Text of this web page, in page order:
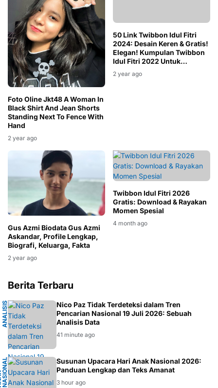
Foto Oline Jkt48 A Woman In
Black Shirt And Jean Shorts
Standing Next To Fence With
Hand
2 year ago
50 Link Twibbon Idul Fitri
2024: Desain Keren & Gratis!
Gus Azmi Biodata Gus Azmi
Askandar, Profile Lengkap,
Biografi, Keluarga, Fakta
2 year ago
Twibbon Idul Fitri 2026
Gratis: Download & Rayakan
Momen Spesial
4 month ago
Berita Terbaru
A
N
AL
I
S
I
S
D
A
TA
Nico Paz Tidak Terdeteksi dalam Tren
Pencarian Nasional 19 Juli 2026: Sebuah
Analisis Data
41 minute ago
L6
Susunan Upacara Hari Anak Nasional 2026:
Panduan Lengkap dan Teks Amanat
3 hour ago